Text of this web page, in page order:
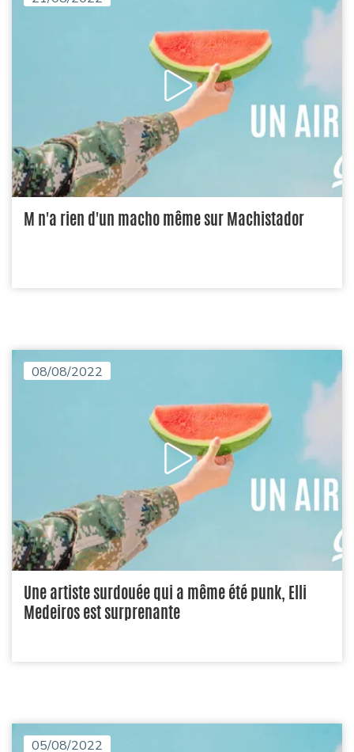
M n'a rien d'un macho même sur Machistador
08/08/2022
Une artiste surdouée qui a même été punk, Elli
Medeiros est surprenante
05/08/2022